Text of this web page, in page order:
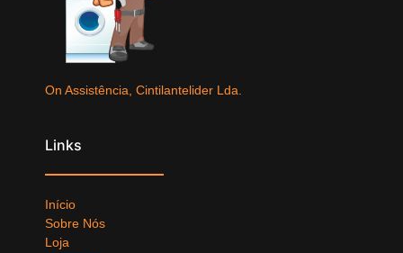
On Assistência, Cintilantelider Lda.
Links
Início
Sobre Nós
Loja